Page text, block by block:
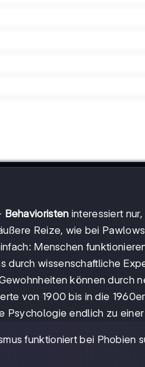
Behavioristen interessiert
Reize, wie bei
Menschen
durch wissenschaftliche
können durch
von 1900 bis in die
Psychologie endlich zu
funktioniert bei Phobien